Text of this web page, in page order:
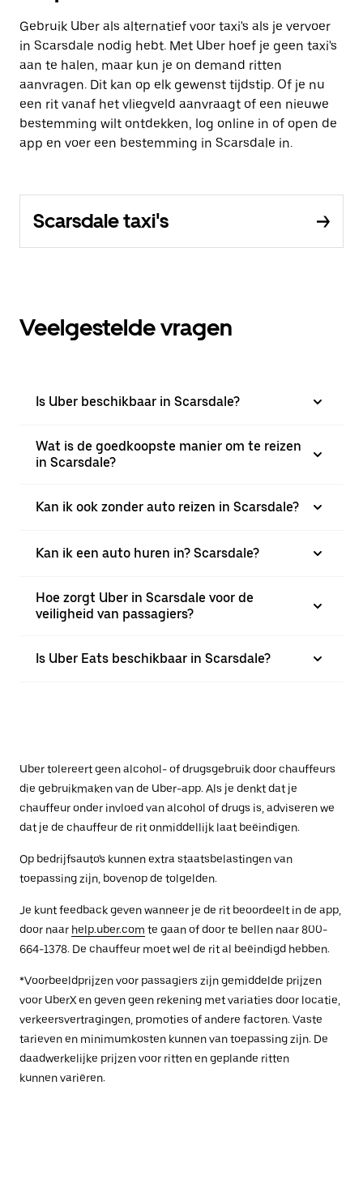
Gebruik Uber als alternatief voor taxi's als je vervoer
in Scarsdale nodig hebt. Met Uber hoef je geen taxi's
aan te halen, maar kun je on demand ritten
aanvragen. Dit kan op elk gewenst tijdstip. Of je nu
een rit vanaf het vliegveld aanvraagt of een nieuwe
bestemming wilt ontdekken, log online in of open de
app en voer een bestemming in Scarsdale in.
Scarsdale taxi's
Veelgestelde vragen
Is Uber beschikbaar in Scarsdale?
Wat is de goedkoopste manier om te reizen
in Scarsdale?
Kan ik ook zonder auto reizen in Scarsdale?
Kan ik een auto huren in? Scarsdale?
Hoe zorgt Uber in Scarsdale voor de
veiligheid van passagiers?
Is Uber Eats beschikbaar in Scarsdale?
Uber tolereert geen alcohol- of drugsgebruik door chauffeurs
die gebruikmaken van de Uber-app. Als je denkt dat je
chauffeur onder invloed van alcohol of drugs is, adviseren we
dat je de chauffeur de rit onmiddellijk laat beëindigen.
Op bedrijfsauto's kunnen extra staatsbelastingen van
toepassing zijn, bovenop de tolgelden.
Je kunt feedback geven wanneer je de rit beoordeelt in de app,
door naar help.uber.com te gaan of door te bellen naar 800-
664-1378. De chauffeur moet wel de rit al beëindigd hebben.
*Voorbeeldprijzen voor passagiers zijn gemiddelde prijzen
voor UberX en geven geen rekening met variaties door locatie,
verkeersvertragingen, promoties of andere factoren. Vaste
tarieven en minimumkosten kunnen van toepassing zijn. De
daadwerkelijke prijzen voor ritten en geplande ritten
kunnen variëren.